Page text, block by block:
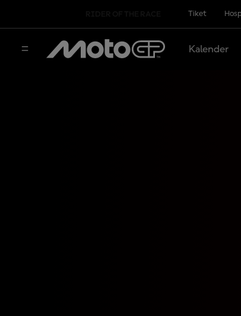
Tiket
Kalender